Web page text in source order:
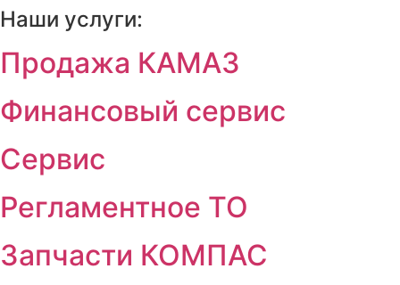
Наши услуги:
Продажа КАМАЗ
Финансовый сервис
Сервис
Регламентное ТО
Запчасти КОМПАС